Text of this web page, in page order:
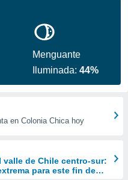
Menguante
Iluminada:44%
en Colonia Chica hoy
valle de Chile centro-sur:
para este fin de